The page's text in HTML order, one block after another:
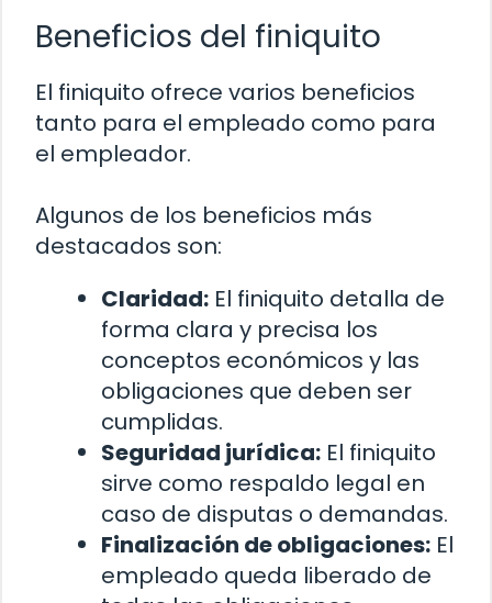
Beneficios del finiquito
El finiquito ofrece varios beneficios
tanto para el empleado como para
el empleador.
Algunos de los beneficios más
destacados son:
Claridad: El finiquito detalla de
forma clara y precisa los
conceptos económicos y las
obligaciones que deben ser
cumplidas.
Seguridad jurídica: El finiquito
sirve como respaldo legal en
caso de disputas o demandas.
Finalización de obligaciones: El
empleado queda liberado de